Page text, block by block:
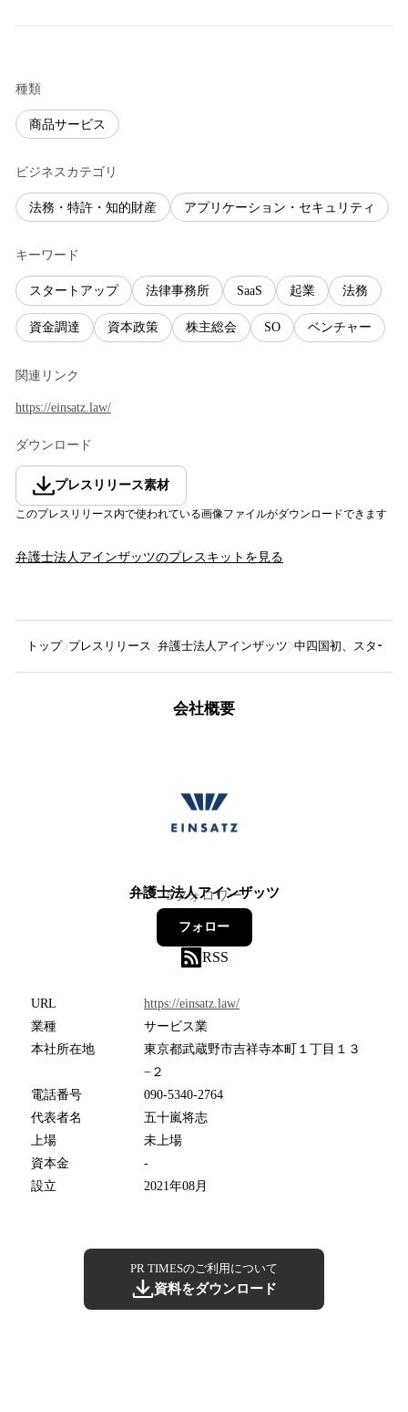
種類
商品サービス
ビジネスカテゴリ
法務・特許・知的財産 アプリケーション・セキュリティ
キーワード
スタートアップ 法律事務所 SaaS 起業 法務
資金調達 資本政策 株主総会 SO ベンチャー
関連リンク
https://einsatz.law/
ダウンロード
プレスリリース素材
このプレスリリース内で使われている画像ファイルがダウンロードできます
弁護士法人アインザッツのプレスキットを見る
トップ プレスリリース 弁護士法人アインザッツ 中四国初、スタート
会社概要
弁護士法人アインザッツ
5フォロワー
フォロー
RSS
URL
https://einsatz.law/
業種
サービス業
本社所在地
東京都武蔵野市吉祥寺本町１丁目１３
−２
電話番号
090-5340-2764
代表者名
五十嵐将志
上場
未上場
資本金
-
設立
2021年08月
PR TIMESのご利用について
資料をダウンロード